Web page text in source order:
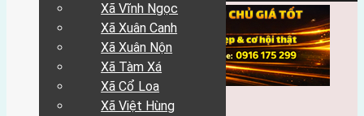
Trang Chủ
Xã Vĩnh Ngọc
Xã Xuân Canh
Xã Xuân Nộn
Xã Tàm Xá
Xã Cổ Loa
Xã Việt Hùng